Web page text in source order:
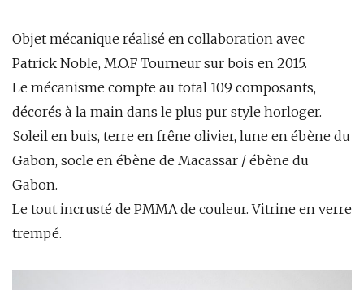
Objet mécanique réalisé en collaboration avec
Patrick Noble, M.O.F Tourneur sur bois en 2015.
Le mécanisme compte au total 109 composants,
décorés à la main dans le plus pur style horloger.
Soleil en buis, terre en frêne olivier, lune en ébène du
Gabon, socle en ébène de Macassar / ébène du
Gabon.
Le tout incrusté de PMMA de couleur. Vitrine en verre
trempé.